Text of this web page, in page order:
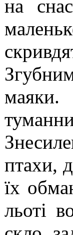
на
маяки.
птахи,
їх
льоті